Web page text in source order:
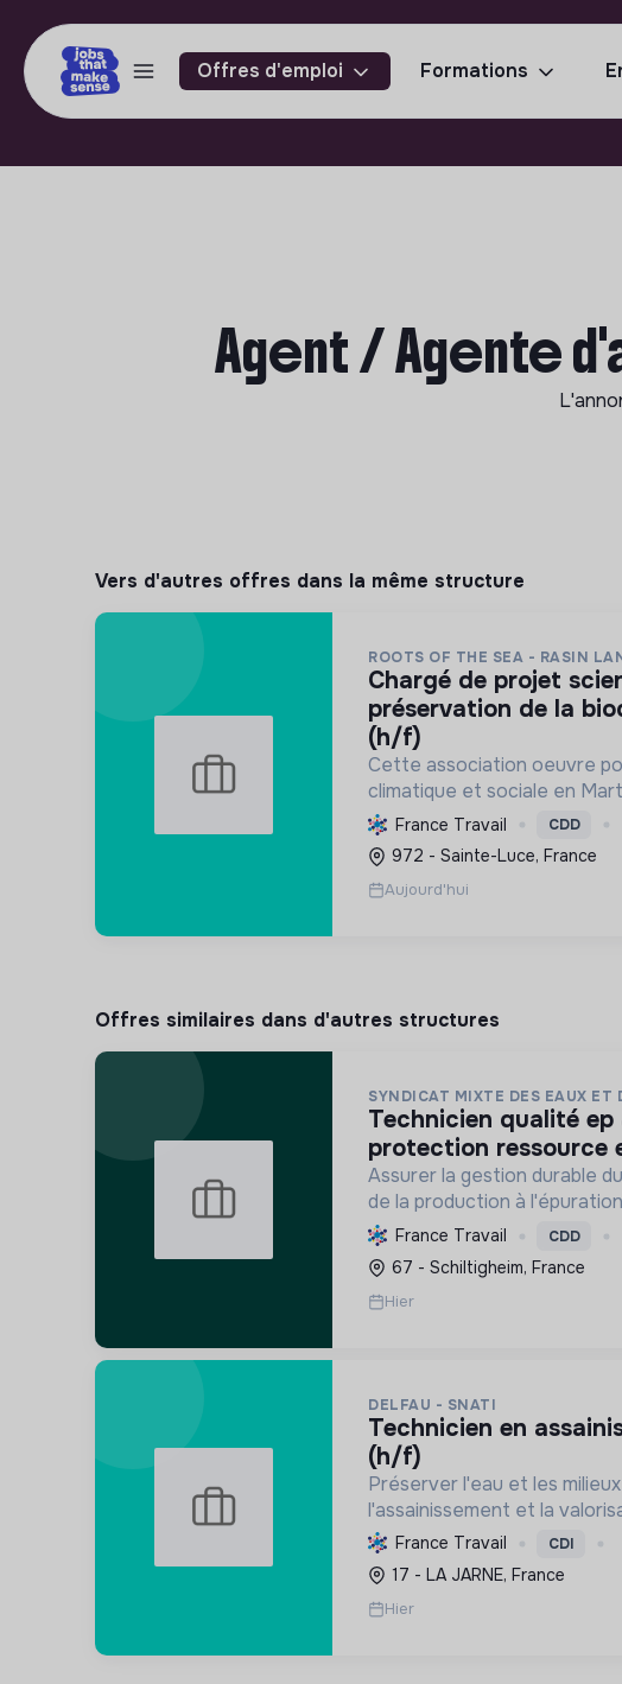
Offres d'emploi Formations
Agent / Agente
Vers d'autres offres dans la même structure
ROOTS OF THE SEA - RASIN
chargé de projet scientifique &
préservation de la
(h/f)
Cette association oeuvre
climatique et sociale en
protège et restaure les
marins et côtiers, sensibilise
mobilise les citoyens pour un
France Travail CDD
972 - Sainte-Luce, France
Aujourd'hui
Offres similaires dans d'autres structures
SYNDICAT MIXTE DES EAUX ET
technicien qualité ep &
protection ressource
Assurer la gestion durable
de la production à
protégeant les ressources et
biodiversité, et en s'adaptant
changement climatique pour
des usag...
France Travail CDD
67 - Schiltigheim, France
Hier
DELFAU - SNATI
technicien en assainissement
(h/f)
Préserver l'eau et les
l'assainissement et la
déchets. Contribuer à la
écologique via l'économie
décarbonation.
France Travail CDI
17 - LA JARNE, France
Hier